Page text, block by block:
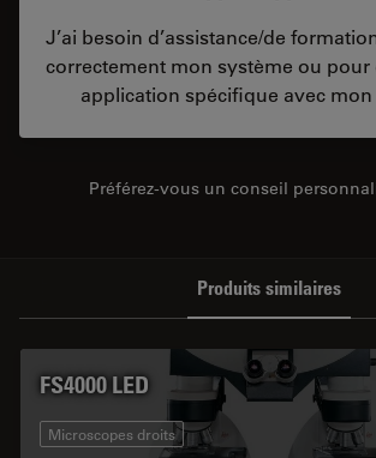
J’ai besoin d’assistance/de
correctement mon système ou pour
application spécifique avec mon
Préférez-vous un conseil
Produits similaires
FS4000 LED
Microscopes droits